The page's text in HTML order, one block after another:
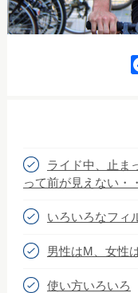
ライド中、止ま
って前が見えない・
いろいろなフィ
男性はM、女性
使い方いろいろ